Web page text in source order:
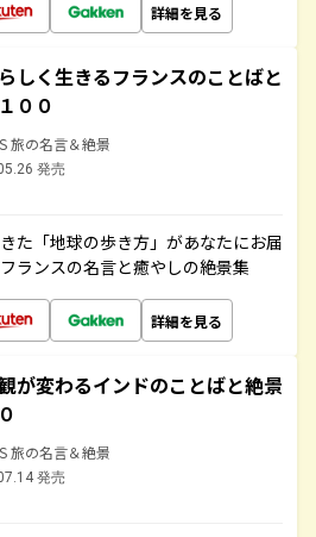
詳細を見る
しく生きるフランスのことばと
００
旅の名言＆絶景
発売
た「地球の歩き方」があなたにお届
ランスの名言と癒やしの絶景集
詳細を見る
が変わるインドのことばと絶景
旅の名言＆絶景
発売